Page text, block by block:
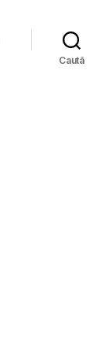
Caută